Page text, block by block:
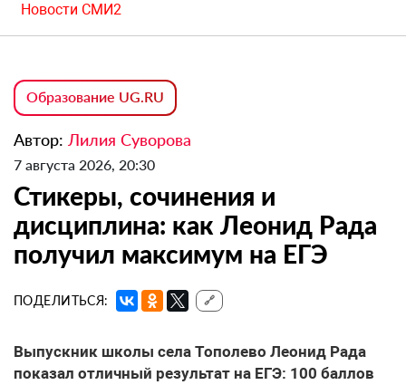
Новости СМИ2
Образование UG.RU
Автор: Лилия Суворова
7 августа 2026, 20:30
Стикеры, сочинения и
дисциплина: как Леонид Рада
получил максимум на ЕГЭ
ПОДЕЛИТЬСЯ: 🔗
Выпускник школы села Тополево Леонид Рада
показал отличный результат на ЕГЭ: 100 баллов